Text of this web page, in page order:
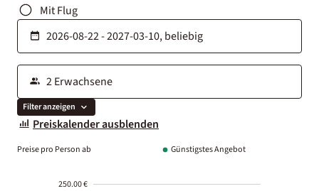
Mit Flug
Filter anzeigen
Preiskalender ausblenden
Preise pro Person ab Günstigstes Angebot
250.00 €